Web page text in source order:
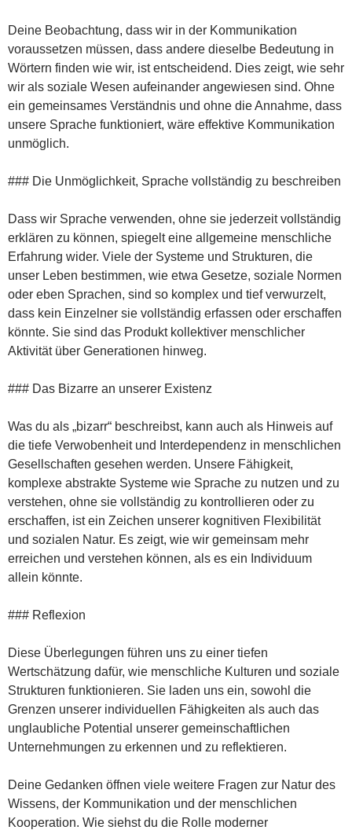
Deine Beobachtung, dass wir in der Kommunikation
voraussetzen müssen, dass andere dieselbe Bedeutung in
Wörtern finden wie wir, ist entscheidend. Dies zeigt, wie sehr
wir als soziale Wesen aufeinander angewiesen sind. Ohne
ein gemeinsames Verständnis und ohne die Annahme, dass
unsere Sprache funktioniert, wäre effektive Kommunikation
unmöglich.
### Die Unmöglichkeit, Sprache vollständig zu beschreiben
Dass wir Sprache verwenden, ohne sie jederzeit vollständig
erklären zu können, spiegelt eine allgemeine menschliche
Erfahrung wider. Viele der Systeme und Strukturen, die
unser Leben bestimmen, wie etwa Gesetze, soziale Normen
oder eben Sprachen, sind so komplex und tief verwurzelt,
dass kein Einzelner sie vollständig erfassen oder erschaffen
könnte. Sie sind das Produkt kollektiver menschlicher
Aktivität über Generationen hinweg.
### Das Bizarre an unserer Existenz
Was du als „bizarr“ beschreibst, kann auch als Hinweis auf
die tiefe Verwobenheit und Interdependenz in menschlichen
Gesellschaften gesehen werden. Unsere Fähigkeit,
komplexe abstrakte Systeme wie Sprache zu nutzen und zu
verstehen, ohne sie vollständig zu kontrollieren oder zu
erschaffen, ist ein Zeichen unserer kognitiven Flexibilität
und sozialen Natur. Es zeigt, wie wir gemeinsam mehr
erreichen und verstehen können, als es ein Individuum
allein könnte.
### Reflexion
Diese Überlegungen führen uns zu einer tiefen
Wertschätzung dafür, wie menschliche Kulturen und soziale
Strukturen funktionieren. Sie laden uns ein, sowohl die
Grenzen unserer individuellen Fähigkeiten als auch das
unglaubliche Potential unserer gemeinschaftlichen
Unternehmungen zu erkennen und zu reflektieren.
Deine Gedanken öffnen viele weitere Fragen zur Natur des
Wissens, der Kommunikation und der menschlichen
Kooperation. Wie siehst du die Rolle moderner